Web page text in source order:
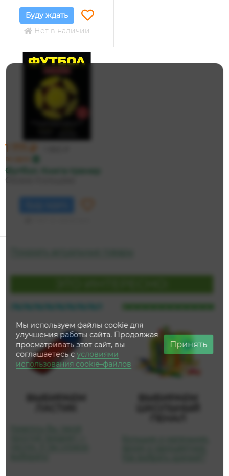
Буду ждать
Нет в наличии
1 771 ₽
по карте
Футбол. Книга-тренер
Оксана Усольцева
Мы используем файлы cookie для
улучшения работы сайта. Продолжая
просматривать этот сайт, вы
соглашаетесь сусловиями
использования cookie–файлов
Принять